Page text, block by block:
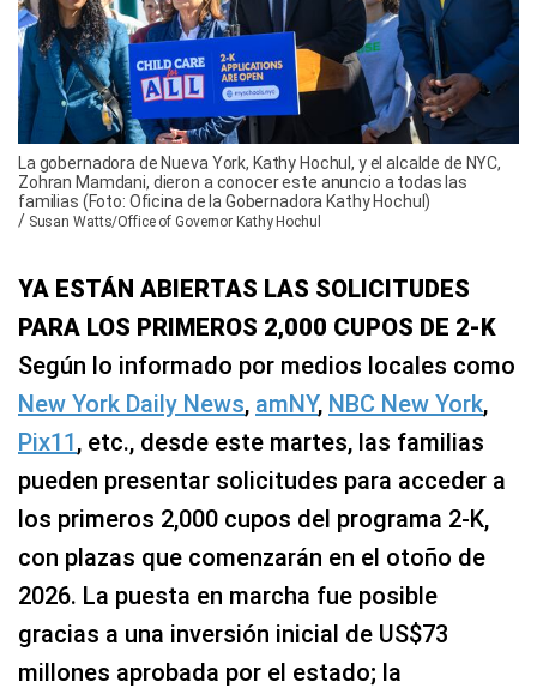
La gobernadora de Nueva York, Kathy Hochul, y el alcalde de NYC,
Zohran Mamdani, dieron a conocer este anuncio a todas las
familias (Foto: Oficina de la Gobernadora Kathy Hochul)
/ Susan Watts/Office of Governor Kathy Hochul
YA ESTÁN ABIERTAS LAS SOLICITUDES
PARA LOS PRIMEROS 2,000 CUPOS DE 2‑K
Según lo informado por medios locales como
New York Daily News, amNY, NBC New York,
Pix11, etc., desde este martes, las familias
pueden presentar solicitudes para acceder a
los primeros 2,000 cupos del programa 2‑K,
con plazas que comenzarán en el otoño de
2026. La puesta en marcha fue posible
gracias a una inversión inicial de US$73
millones aprobada por el estado; la